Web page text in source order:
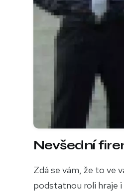
Nevšední
Zdá se vám, že to ve
podstatnou roli hraje